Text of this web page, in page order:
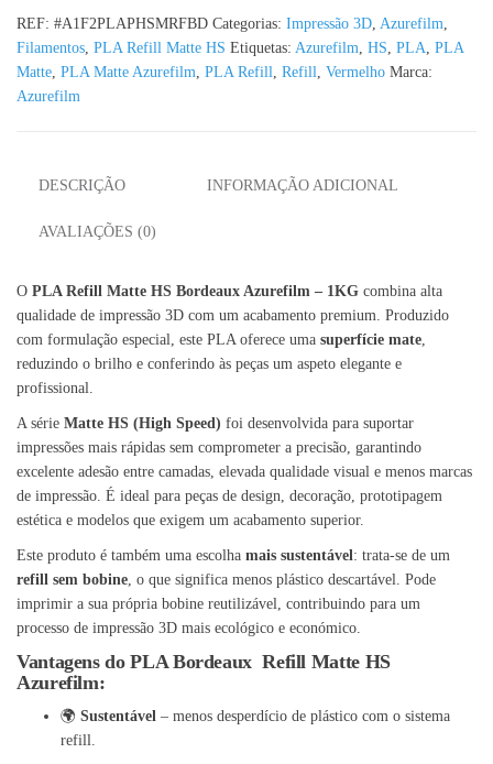
REF: #A1F2PLAPHSMRFBD Categorias: Impressão 3D Azurefilm
Filamentos PLA Refill Matte HS Etiquetas: Azurefilm HS PLA PLA
Matte PLA Matte Azurefilm PLA Refill Refill Vermelho Marca:
Azurefilm
DESCRIÇÃO INFORMAÇÃO ADICIONAL
AVALIAÇÕES (0)
O PLA Refill Matte HS Bordeaux Azurefilm – 1KG combina alta
qualidade de impressão 3D com um acabamento premium. Produzido
com formulação especial, este PLA oferece uma superfície mate,
reduzindo o brilho e conferindo às peças um aspeto elegante e
profissional.
A série Matte HS (High Speed) foi desenvolvida para suportar
impressões mais rápidas sem comprometer a precisão, garantindo
excelente adesão entre camadas, elevada qualidade visual e menos marcas
de impressão. É ideal para peças de design, decoração, prototipagem
estética e modelos que exigem um acabamento superior.
Este produto é também uma escolha mais sustentável: trata-se de um
refill sem bobine, o que significa menos plástico descartável. Pode
imprimir a sua própria bobine reutilizável, contribuindo para um
processo de impressão 3D mais ecológico e económico.
Vantagens do PLA Bordeaux Refill Matte HS
Azurefilm:
🌍 Sustentável – menos desperdício de plástico com o sistema
refill.